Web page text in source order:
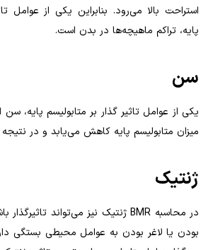
استراحت بالا می‌رود. بنابراین یکی از عوامل
پایه، تراکم ماهیچه‌ها در بدن است.
سن
یکی از عوامل تاثیر گذار بر متابولیسم پایه،
میزان متابولیسم پایه کاهش می‌یابد و در
ژنتیک
در محاسبه BMRژنتیک نیز می‌تواند تاثیرگذار
بودن یا لاغر بودن به عوامل محیطی بستگی